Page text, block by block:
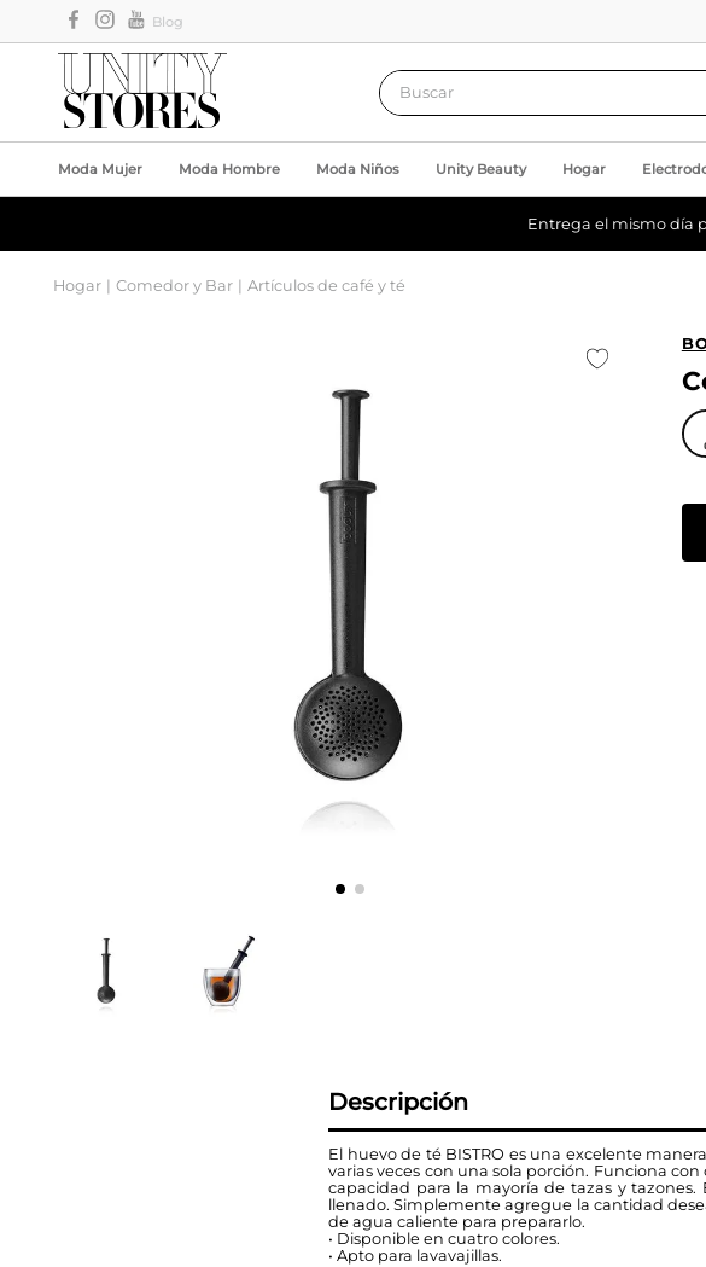
Blog
Buscar
Moda Mujer Moda Hombre Moda Niños Unity Beauty Hogar
Entrega el mismo día
Hogar Comedor y Bar Artículos de café y té
Descripción
El huevo de té BISTRO es una excelente
varias veces con una sola porción. Funciona
capacidad para la mayoría de tazas y
llenado. Simplemente agregue la cantidad
de agua caliente para prepararlo.
• Disponible en cuatro colores.
• Apto para lavavajillas.